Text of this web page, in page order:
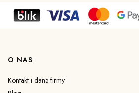
Linki w stopce
O NAS
Kontakt i dane firmy